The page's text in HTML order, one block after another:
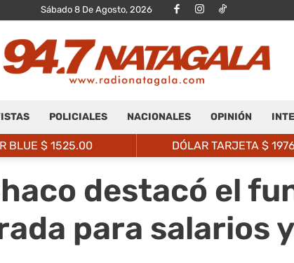
Sábado 8 De Agosto, 2026
Natagalá
POLICIALES NACIONALES OPINIÓN
BLUE $ 1525.00 DÓLAR TARJETA $
destacó el
para salarios